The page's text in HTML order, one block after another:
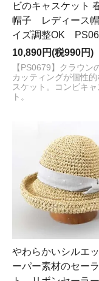
ビのキャスケット
帽子 レディース
イズ調整OK
10,890円(税990円)
【PS0679】クラウン
カッティングが個性的
スケット。コンビキャ
ト。
やわらかいシルエ
ーパー素材のセー